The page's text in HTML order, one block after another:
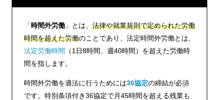
「時間外労働 」とは、 法律や就業規則で定められた労働
時間を超えた労働のことであり、法定時間外労働とは、
法定労働時間
（1日8時間、週40時間）を超えた労働時
間を指します。
時間外労働を適法に行うためには36協定の締結が必須
です。特別条項付き36協定で月45時間を超える残業も